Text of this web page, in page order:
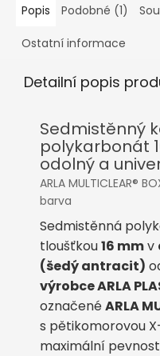
Popis Podobné (1)
Ostatní informace
Detailní popis
Sedmistěnný
polykarbonát
odolný a
ARLA MULTICLEAR®
barva
Sedmistěnná
tloušťkou16 mmv
(šedý antracit)
výrobce ARLA
označenéARLA
s pětikomorovou
maximální